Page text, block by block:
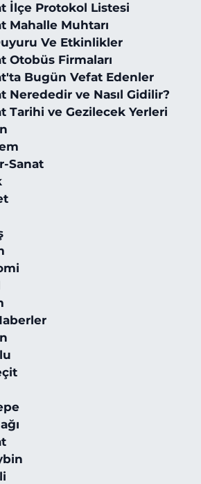
İlçe Protokol Listesi
Mahalle Muhtarı
Ve Etkinlikler
Otobüs Firmaları
Bugün Vefat Edenler
Nerededir ve Nasıl Gidilir?
Tarihi ve Gezilecek Yerleri
Sanat